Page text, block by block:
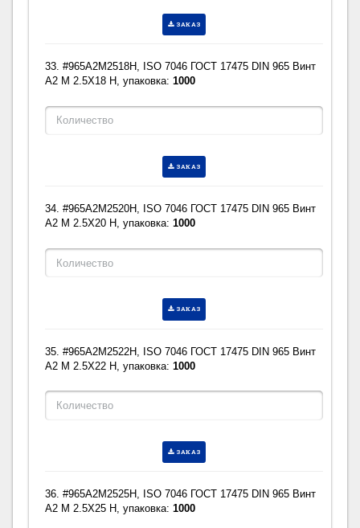
ЗАКАЗ
33. #965A2M2518H, ISO 7046 ГОСТ 17475 DIN 965 Винт
A2 M 2.5X18 H, упаковка:1000
ЗАКАЗ
34. #965A2M2520H, ISO 7046 ГОСТ 17475 DIN 965 Винт
A2 M 2.5X20 H, упаковка:1000
ЗАКАЗ
35. #965A2M2522H, ISO 7046 ГОСТ 17475 DIN 965 Винт
A2 M 2.5X22 H, упаковка:1000
ЗАКАЗ
36. #965A2M2525H, ISO 7046 ГОСТ 17475 DIN 965 Винт
A2 M 2.5X25 H, упаковка:1000